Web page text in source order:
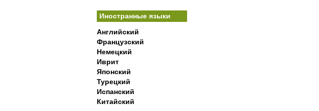
Иностранные языки
Английский
Французский
Немецкий
Иврит
Японский
Турецкий
Испанский
Китайский